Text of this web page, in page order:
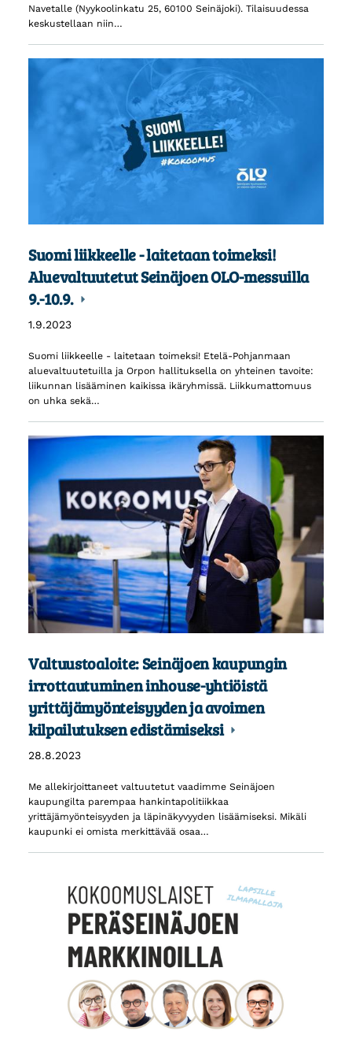
Navetalle (Nyykoolinkatu 25, 60100 Seinäjoki). Tilaisuudessa
keskustellaan niin…
Suomi liikkeelle - laitetaan toimeksi!
Aluevaltuutetut Seinäjoen OLO-messuilla
9.-10.9.
1.9.2023
Suomi liikkeelle - laitetaan toimeksi! Etelä-Pohjanmaan
aluevaltuutetuilla ja Orpon hallituksella on yhteinen tavoite:
liikunnan lisääminen kaikissa ikäryhmissä. Liikkumattomuus
on uhka sekä…
Valtuustoaloite: Seinäjoen kaupungin
irrottautuminen inhouse-yhtiöistä
yrittäjämyönteisyyden ja avoimen
kilpailutuksen edistämiseksi
28.8.2023
Me allekirjoittaneet valtuutetut vaadimme Seinäjoen
kaupungilta parempaa hankintapolitiikkaa
yrittäjämyönteisyyden ja läpinäkyvyyden lisäämiseksi. Mikäli
kaupunki ei omista merkittävää osaa…